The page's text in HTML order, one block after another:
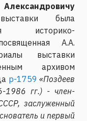
была
историко-
А.А.
выставки
архивом
р-1759 «Поздеев
1986 гг.) - член-
заслуженный
и первый